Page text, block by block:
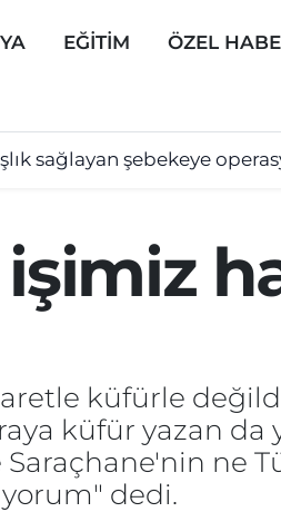
EĞİTİM ÖZEL
sağlayan şebekeye
küfürle
küfür yazan da
ne
dedi.